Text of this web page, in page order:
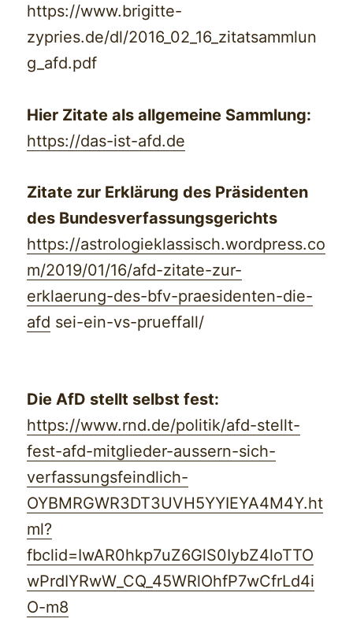
https://www.brigitte-
zypries.de/dl/2016_02_16_zitatsammlun
g_afd.pdf
Hier Zitate als allgemeine Sammlung:
https://das-ist-afd.de
Zitate zur Erklärung des Präsidenten
des Bundesverfassungsgerichts
https://astrologieklassisch.wordpress.co
m/2019/01/16/afd-zitate-zur-
erklaerung-des-bfv-praesidenten-die-
afd sei-ein-vs-prueffall/
Die AfD stellt selbst fest:
https://www.rnd.de/politik/afd-stellt-
fest-afd-mitglieder-aussern-sich-
verfassungsfeindlich-
OYBMRGWR3DT3UVH5YYIEYA4M4Y.ht
ml?
fbclid=IwAR0hkp7uZ6GlS0IybZ4loTTO
wPrdIYRwW_CQ_45WRlOhfP7wCfrLd4i
O-m8